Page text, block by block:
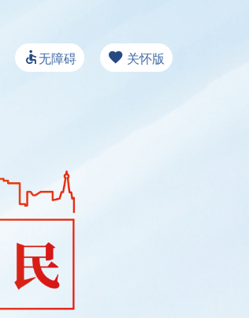
无障碍 关怀版